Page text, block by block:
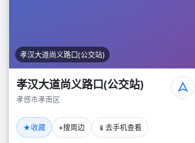
孝汉大道尚义路口(公交站)
孝汉大道尚义路口(公交站)
孝感市孝南区
★收藏 ⌖搜周边 📱 去手机查看